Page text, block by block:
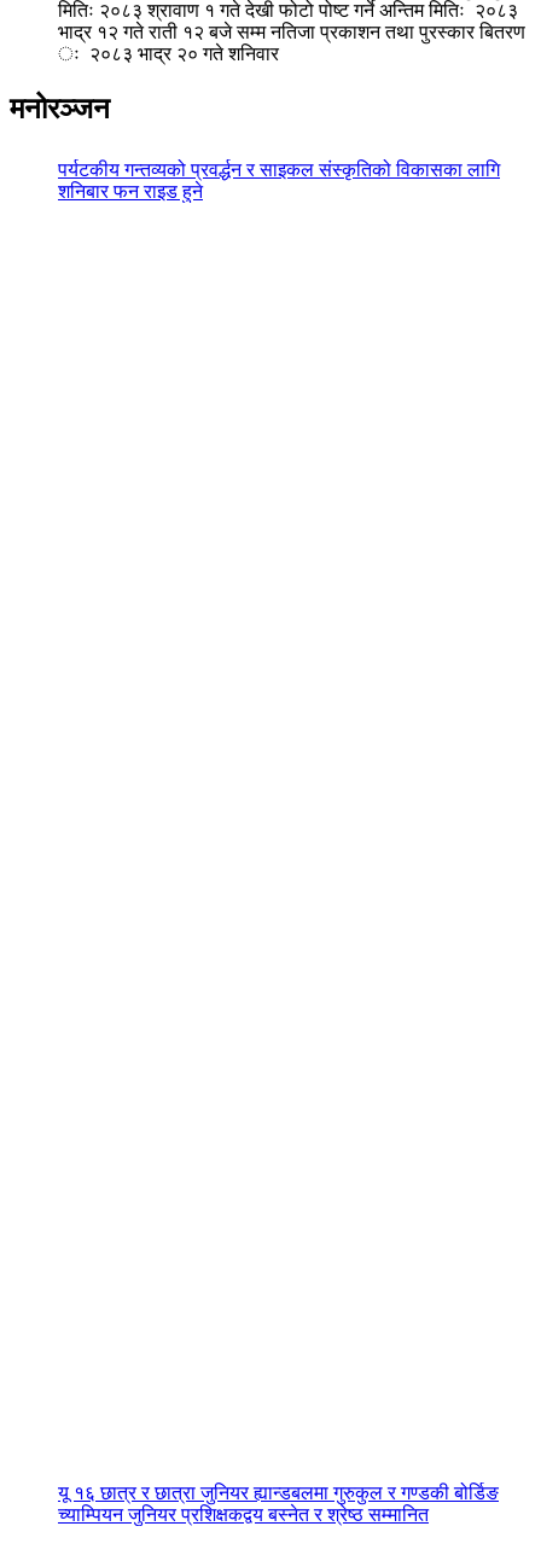
मितिः २०८३ श्रावाण १ गते देखी फोटो पोष्ट गर्ने अन्तिम मितिः २०८३
भाद्र १२ गते राती १२ बजे सम्म नतिजा प्रकाशन तथा पुरस्कार बितरण
ः २०८३ भाद्र २० गते शनिवार
मनोरञ्जन
पर्यटकीय गन्तव्यको प्रवर्द्धन र साइकल संस्कृतिको विकासका लागि
शनिबार फन राइड हुने
यू १६ छात्र र छात्रा जुनियर ह्यान्डबलमा गुरुकुल र गण्डकी बोर्डिङ
च्याम्पियन जुनियर प्रशिक्षकद्वय बस्नेत र श्रेष्ठ सम्मानित